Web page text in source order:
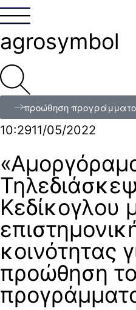
agrosymbol
προώθηση
10:2911/05/2022
Κεδίκογλου
κοινότητας
προώθηση